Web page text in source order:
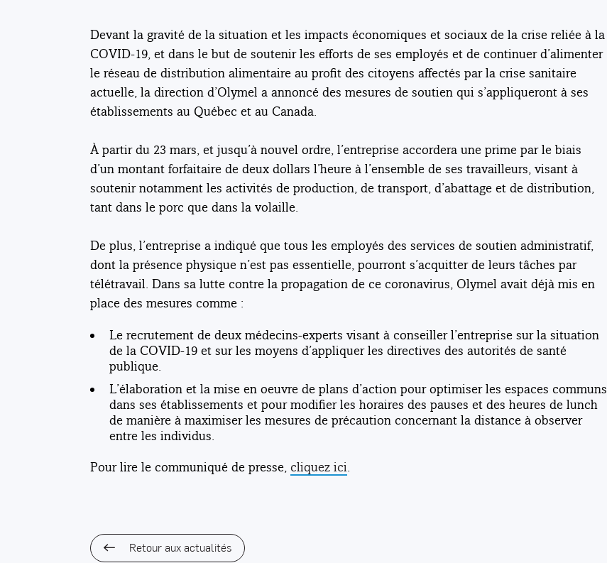
Devant la gravité de la situation et les impacts économiques et sociaux de la crise reliée à la
COVID-19, et dans le but de soutenir les efforts de ses employés et de continuer d’alimenter
le réseau de distribution alimentaire au profit des citoyens affectés par la crise sanitaire
actuelle, la direction d’Olymel a annoncé des mesures de soutien qui s’appliqueront à ses
établissements au Québec et au Canada.
À partir du 23 mars, et jusqu’à nouvel ordre, l’entreprise accordera une prime par le biais
d’un montant forfaitaire de deux dollars l’heure à l’ensemble de ses travailleurs, visant à
soutenir notamment les activités de production, de transport, d’abattage et de distribution,
tant dans le porc que dans la volaille.
De plus, l’entreprise a indiqué que tous les employés des services de soutien administratif,
dont la présence physique n’est pas essentielle, pourront s’acquitter de leurs tâches par
télétravail. Dans sa lutte contre la propagation de ce coronavirus, Olymel avait déjà mis en
place des mesures comme :
Le recrutement de deux médecins-experts visant à conseiller l’entreprise sur la situation
de la COVID-19 et sur les moyens d’appliquer les directives des autorités de santé
publique.
L’élaboration et la mise en oeuvre de plans d’action pour optimiser les espaces communs
dans ses établissements et pour modifier les horaires des pauses et des heures de lunch
de manière à maximiser les mesures de précaution concernant la distance à observer
entre les individus.
Pour lire le communiqué de presse, cliquez ici.
Retour aux actualités